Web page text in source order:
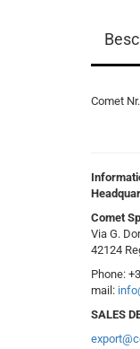
Comet
Comet
Via G.
42124
Phone:
mail:
SALES